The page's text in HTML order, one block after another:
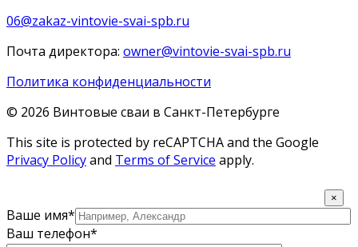
06@zakaz-vintovie-svai-spb.ru
Почта директора: owner@vintovie-svai-spb.ru
Политика конфиденциальности
© 2026 Винтовые сваи в Санкт-Петербурге
This site is protected by reCAPTCHA and the Google
Privacy Policyand Terms of Service apply.
×
Ваше имя*
Ваш телефон*